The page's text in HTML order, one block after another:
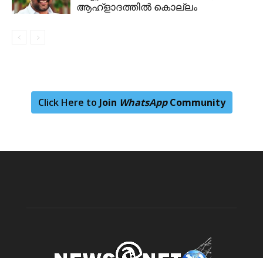
ആഹ്ളാദത്തില്‍ കൊല്ലം
Click Here to Join WhatsAppCommunity